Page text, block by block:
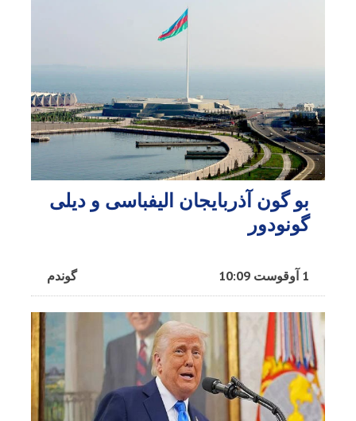
بو گون آذربایجان الیفباسی و دیلی
گونودور
گوندم 1 آوقوست 10:09